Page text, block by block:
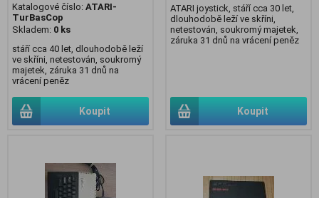
Katalogové číslo: ATARI-
TurBasCop
Skladem: 0 ks
stáří cca 40 let, dlouhodobě leží
ve skříni, netestován, soukromý
majetek, záruka 31 dnů na
vrácení peněz
Koupit
ATARI joystick, stáří cca 30 let,
dlouhodobě leží ve skříni,
netestován, soukromý majetek,
záruka 31 dnů na vrácení peněz
Koupit